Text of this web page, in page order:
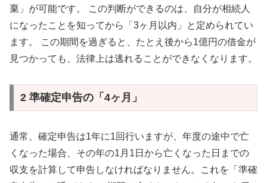
棄」が可能です。 この判断ができるのは、自分が相続人
になったことを知ってから「3ヶ月以内」と定められてい
ます。 この期間を過ぎると、たとえ後から1億円の借金が
見つかっても、法律上は逃れることができなくなります。
2 準確定申告の「4ヶ月」
通常、確定申告は1年に1回行いますが、年度の途中で亡
くなった場合、その年の1月1日から亡くなった日までの
収支を計算して申告しなければなりません。これを「準確